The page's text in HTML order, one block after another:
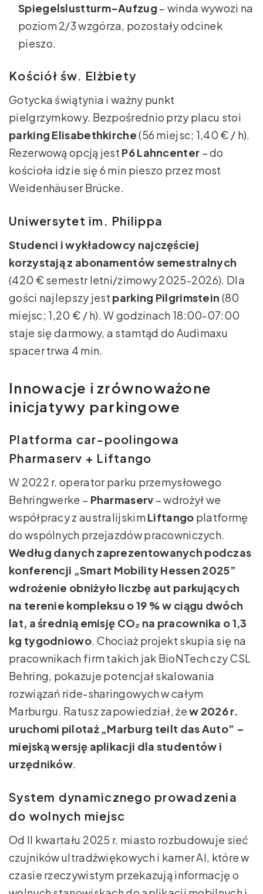
Spiegelslustturm-Aufzug – winda wywozi na
poziom 2/3 wzgórza, pozostały odcinek
pieszo.
Kościół św. Elżbiety
Gotycka świątynia i ważny punkt
pielgrzymkowy. Bezpośrednio przy placu stoi
parking Elisabethkirche(56 miejsc; 1,40 € / h).
Rezerwową opcją jest P6 Lahncenter – do
kościoła idzie się 6 min pieszo przez most
Weidenhäuser Brücke.
Uniwersytet im. Philippa
Studenci i wykładowcy najczęściej
korzystają z abonamentów semestralnych
(420 € semestr letni/zimowy 2025-2026). Dla
gości najlepszy jest parking Pilgrimstein (80
miejsc; 1,20 € / h). W godzinach 18:00-07:00
staje się darmowy, a stamtąd do Audimaxu
spacer trwa 4 min.
Innowacje i zrównoważone
inicjatywy parkingowe
Platforma car-poolingowa
Pharmaserv + Liftango
W 2022 r. operator parku przemysłowego
Behringwerke – Pharmaserv – wdrożył we
współpracy z australijskimLiftango platformę
do wspólnych przejazdów pracowniczych.
Według danych zaprezentowanych podczas
konferencji „Smart Mobility Hessen 2025”
wdrożenie obniżyło liczbę aut parkujących
na terenie kompleksu o 19 % w ciągu dwóch
lat, a średnią emisję CO₂ na pracownika o 1,3
kg tygodniowo. Chociaż projekt skupia się na
pracownikach firm takich jak BioNTech czy CSL
Behring, pokazuje potencjał skalowania
rozwiązań ride-sharingowych w całym
Marburgu. Ratusz zapowiedział, żew 2026 r.
uruchomi pilotaż „Marburg teilt das Auto” –
miejską wersję aplikacji dla studentów i
urzędników.
System dynamicznego prowadzenia
do wolnych miejsc
Od II kwartału 2025 r. miasto rozbudowuje sieć
czujników ultradźwiękowych i kamer AI, które w
czasie rzeczywistym przekazują informację o